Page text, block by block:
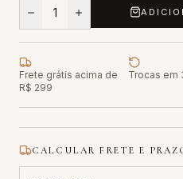
1
Frete grátis acima de
R$ 299
Trocas em
CALCULAR FRETE E